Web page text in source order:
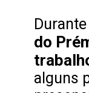
do
alguns